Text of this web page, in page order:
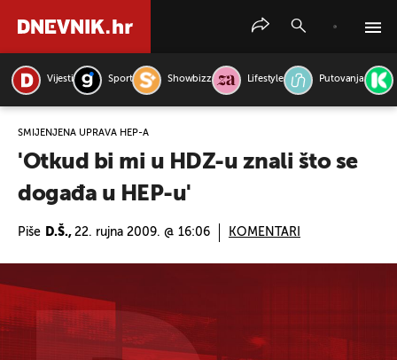
Vijesti Sport Showbizz Lifestyle Putovanja
SMIJENJENA UPRAVA HEP-A
'Otkud bi mi u HDZ-u znali što se
događa u HEP-u'
Piše D.Š., 22. rujna 2009. @ 16:06 KOMENTARI
PRETRAŽITE VIJESTI